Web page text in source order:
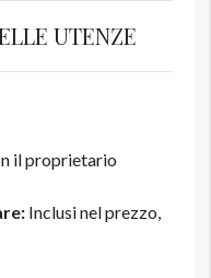
UTENZE
il proprietario
Inclusi nel prezzo,